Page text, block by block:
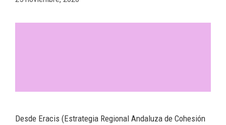
Desde Eracis (Estrategia Regional Andaluza de Cohesión